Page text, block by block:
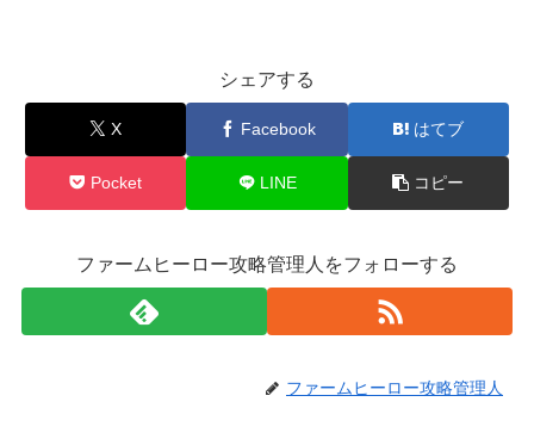
シェアする
X Facebook はてブ
Pocket LINE コピー
ファームヒーロー攻略管理人をフォローする
ファームヒーロー攻略管理人